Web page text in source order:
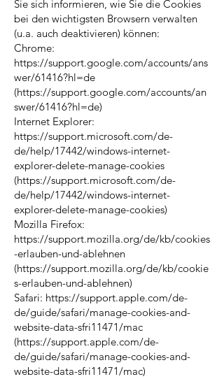
Sie sich informieren, wie Sie die Cookies
bei den wichtigsten Browsern verwalten
(u.a. auch deaktivieren) können:
Chrome:
https://support.google.com/accounts/ans
wer/61416?hl=de
(https://support.google.com/accounts/an
swer/61416?hl=de)
Internet Explorer:
https://support.microsoft.com/de-
de/help/17442/windows-internet-
explorer-delete-manage-cookies
(https://support.microsoft.com/de-
de/help/17442/windows-internet-
explorer-delete-manage-cookies)
Mozilla Firefox:
https://support.mozilla.org/de/kb/cookies
-erlauben-und-ablehnen
(https://support.mozilla.org/de/kb/cookie
s-erlauben-und-ablehnen)
Safari: https://support.apple.com/de-
de/guide/safari/manage-cookies-and-
website-data-sfri11471/mac
(https://support.apple.com/de-
de/guide/safari/manage-cookies-and-
website-data-sfri11471/mac)